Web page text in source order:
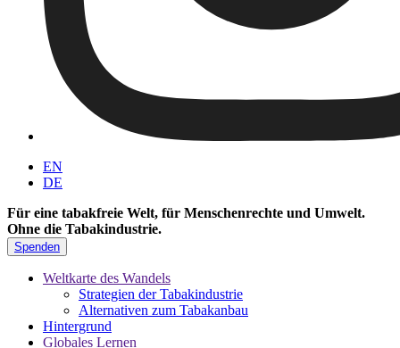
EN
DE
Für eine tabakfreie Welt, für Menschenrechte und Umwelt.
Ohne die Tabakindustrie.
Spenden
Weltkarte des Wandels
Strategien der Tabakindustrie
Alternativen zum Tabakanbau
Hintergrund
Globales Lernen